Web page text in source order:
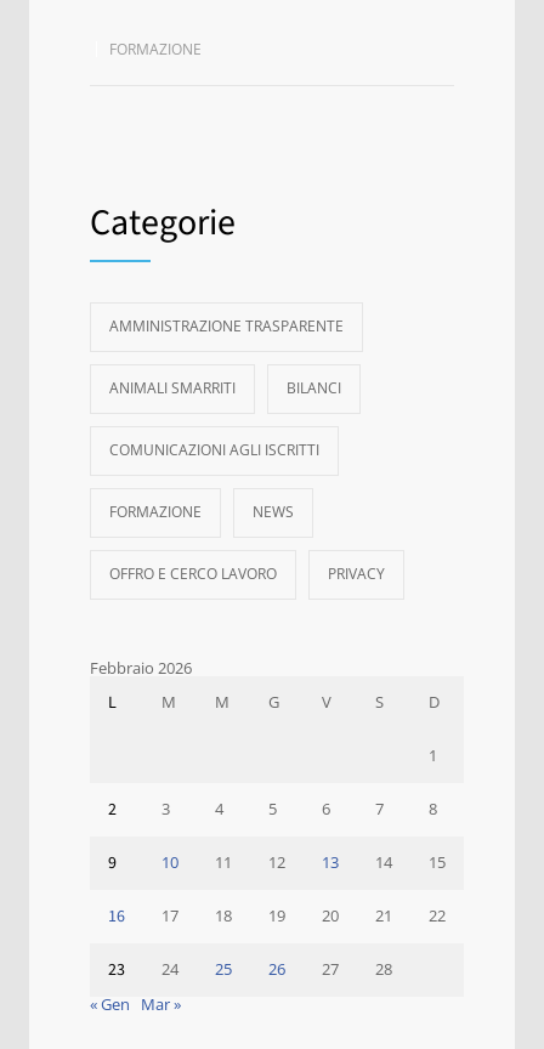
FORMAZIONE
Categorie
AMMINISTRAZIONE TRASPARENTE
ANIMALI SMARRITI BILANCI
COMUNICAZIONI AGLI ISCRITTI
FORMAZIONE NEWS
OFFRO E CERCO LAVORO PRIVACY
Febbraio 2026
L M M G V S D
1
2 3 4 5 6 7 8
9 10 11 12 13 14 15
16 17 18 19 20 21 22
23 24 25 26 27
28
« Gen
Mar »